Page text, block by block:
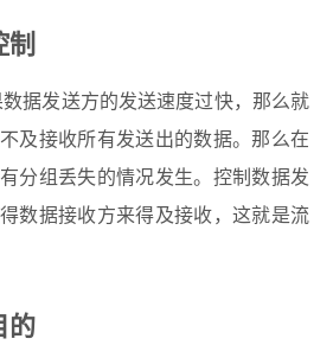
制
据发送方的发送速度过快，那么就
及接收所有发送出的数据。那么在
分组丢失的情况发生。控制数据发
数据接收方来得及接收，这就是流
的